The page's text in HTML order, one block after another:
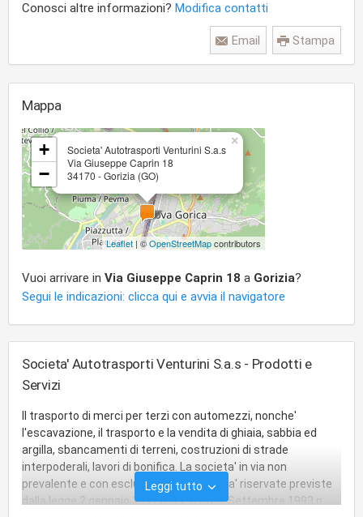
Conosci altre informazioni? Modifica contatti
Stampa
Email
Mappa
Societa' Autotrasporti Venturini S.a.s
Via Giuseppe Caprin 18
34170 - Gorizia (GO)
×
+
−
Leaflet| ©OpenStreetMapcontributors
Vuoi arrivare in Via Giuseppe Caprin 18 a Gorizia?
Segui le indicazioni: clicca qui e avvia il navigatore
Societa' Autotrasporti Venturini S.a.s - Prodotti e
Servizi
Il trasporto di merci per terzi con automezzi, nonche'
l'escavazione, il trasporto e la vendita di ghiaia, sabbia ed
argilla, sbancamenti di terreni, costruzioni di strade
interpoderali, lavori di bonifica. La societa' in via non
prevalente e con esclusione delle attivita' riservate previste
dalla legge 2 gennaio 1991 n. 1 E d.P.R. 1 Settembre 1993 n.
Leggi tutto